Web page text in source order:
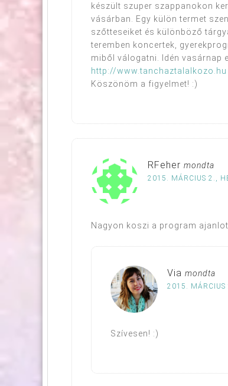
készült szuper szappanokon
vásárban. Egy külön termet
szőtteseiket és különböző
teremben koncertek,
miből válogatni. Idén vasárnap
http://www.tanchaztalalkozo.hu
Köszönöm a figyelmet! :)
RFeher mondta
2015. MÁRCIUS 2.,
Nagyon koszi a program
Via mondta
2015.
Szívesen! :)